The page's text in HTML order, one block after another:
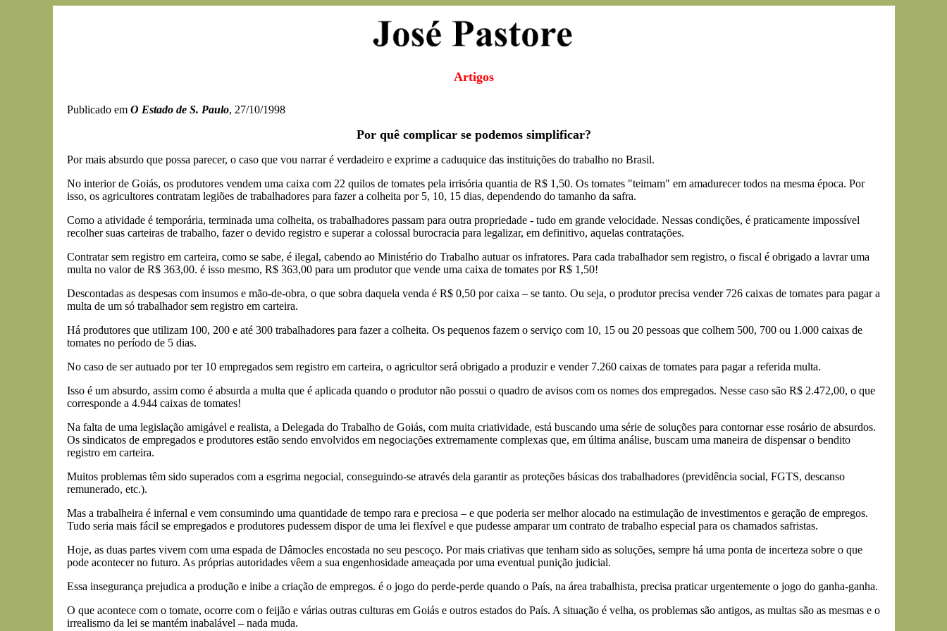
Artigos
Publicado em O Estado de S. Paulo, 27/10/1998
Por quê complicar se podemos simplificar?
Por mais absurdo que possa parecer, o caso que vou narrar é verdadeiro e exprime a caduquice das instituições do trabalho no Brasil.
No interior de Goiás, os produtores vendem uma caixa com 22 quilos de tomates pela irrisória quantia de R$ 1,50. Os tomates "teimam" em amadurecer todos na mesma época. Por
isso, os agricultores contratam legiões de trabalhadores para fazer a colheita por 5, 10, 15 dias, dependendo do tamanho da safra.
Como a atividade é temporária, terminada uma colheita, os trabalhadores passam para outra propriedade - tudo em grande velocidade. Nessas condições, é praticamente impossível
recolher suas carteiras de trabalho, fazer o devido registro e superar a colossal burocracia para legalizar, em definitivo, aquelas contratações.
Contratar sem registro em carteira, como se sabe, é ilegal, cabendo ao Ministério do Trabalho autuar os infratores. Para cada trabalhador sem registro, o fiscal é obrigado a lavrar uma
multa no valor de R$ 363,00. é isso mesmo, R$ 363,00 para um produtor que vende uma caixa de tomates por R$ 1,50!
Descontadas as despesas com insumos e mão-de-obra, o que sobra daquela venda é R$ 0,50 por caixa – se tanto. Ou seja, o produtor precisa vender 726 caixas de tomates para pagar a
multa de um só trabalhador sem registro em carteira.
Há produtores que utilizam 100, 200 e até 300 trabalhadores para fazer a colheita. Os pequenos fazem o serviço com 10, 15 ou 20 pessoas que colhem 500, 700 ou 1.000 caixas de
tomates no período de 5 dias.
No caso de ser autuado por ter 10 empregados sem registro em carteira, o agricultor será obrigado a produzir e vender 7.260 caixas de tomates para pagar a referida multa.
Isso é um absurdo, assim como é absurda a multa que é aplicada quando o produtor não possui o quadro de avisos com os nomes dos empregados. Nesse caso são R$ 2.472,00, o que
corresponde a 4.944 caixas de tomates!
Na falta de uma legislação amigável e realista, a Delegada do Trabalho de Goiás, com muita criatividade, está buscando uma série de soluções para contornar esse rosário de absurdos.
Os sindicatos de empregados e produtores estão sendo envolvidos em negociações extremamente complexas que, em última análise, buscam uma maneira de dispensar o bendito
registro em carteira.
Muitos problemas têm sido superados com a esgrima negocial, conseguindo-se através dela garantir as proteções básicas dos trabalhadores (previdência social, FGTS, descanso
remunerado, etc.).
Mas a trabalheira é infernal e vem consumindo uma quantidade de tempo rara e preciosa – e que poderia ser melhor alocado na estimulação de investimentos e geração de empregos.
Tudo seria mais fácil se empregados e produtores pudessem dispor de uma lei flexível e que pudesse amparar um contrato de trabalho especial para os chamados safristas.
Hoje, as duas partes vivem com uma espada de Dâmocles encostada no seu pescoço. Por mais criativas que tenham sido as soluções, sempre há uma ponta de incerteza sobre o que
pode acontecer no futuro. As próprias autoridades vêem a sua engenhosidade ameaçada por uma eventual punição judicial.
Essa insegurança prejudica a produção e inibe a criação de empregos. é o jogo do perde-perde quando o País, na área trabalhista, precisa praticar urgentemente o jogo do ganha-ganha.
O que acontece com o tomate, ocorre com o feijão e várias outras culturas em Goiás e outros estados do País. A situação é velha, os problemas são antigos, as multas são as mesmas e o
irrealismo da lei se mantém inabalável – nada muda.